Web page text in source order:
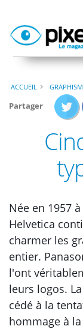
ACCUEIL
Partager
Née en 1957
Helvetica
charmer les
entier.
l'ont
leurs logos.
cédé à la
hommage à